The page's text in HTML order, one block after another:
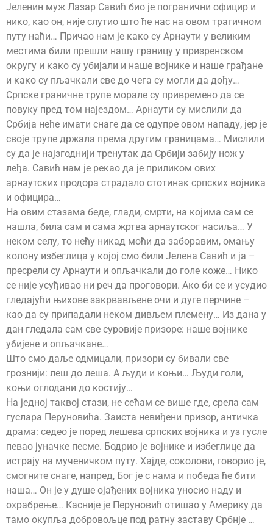
Јеленин муж Лазар Савић био је погранични официр и
нико, као он, није слутио што ће нас на овом трагичном
путу наћи… Причао нам је како су Арнаути у великим
местима били прешли нашу границу у призренском
округу и како су убијали и наше војнике и наше грађане
и како су пљачкали све до чега су могли да дођу…
Српске граничне трупе морале су привремено да се
повуку пред том најездом… Арнаути су мислили да
Србија неће имати снаге да се одупре овом нападу, јер је
своје трупе држала према другим границама… Мислили
су да је најзгоднији тренутак да Србији забију нож у
леђа. Савић нам је рекао да је приликом ових
арнаутских продора страдало стотинак српских војника
и официра…
На овим стазама беде, глади, смрти, на којима сам се
нашла, била сам и сама жртва арнаутског насиља… У
неком селу, то нећу никад моћи да заборавим, омању
колону избеглица у којој смо били Јелена Савић и ја –
пресрели су Арнаути и опљачкали до голе коже… Нико
се није усуђивао ни реч да проговори. Ако би се и усудио
гледајући њихове закрвављене очи и дуге перчине –
као да су припадали неком дивљем племену… Из дана у
дан гледала сам све суровије призоре: наше војнике
убијене и опљачкане…
Што смо даље одмицали, призори су бивали све
грознији: леш до леша. А људи и коњи… Људи голи,
коњи оглодани до костију…
На једној таквој стази, не сећам се више где, срела сам
гуслара Перуновића. Заиста невиђени призор, античка
драма: седео је поред лешева српских војника и уз гусле
певао јуначке песме. Бодрио је војнике и избеглице да
истрају на мученичком путу. Хајде, соколови, говорио је,
смогните снаге, напред, Бог је с нама и победа ће бити
наша… Он је у душе ојађених војника уносио наду и
охрабрење… Касније је Перуновић отишао у Америку да
тамо окупља добровољце под ратну заставу Србнје …